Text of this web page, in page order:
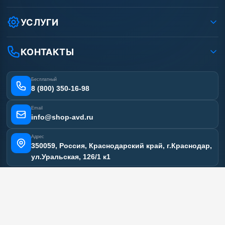
Условия соглашения
Вакансии
Статьи
Как заказать?
Оплата
Лизинг
Получить скидку
УСЛУГИ
Ремонт АВД
Сертификаты
Отзывы наших клиентов
Карта сайта
КОНТАКТЫ
Бесплатный
8 (800) 350-16-98
Email
info@shop-avd.ru
Адрес
350059, Россия, Краснодарский край, г.Краснодар,
ул.Уральская, 126/1 к1